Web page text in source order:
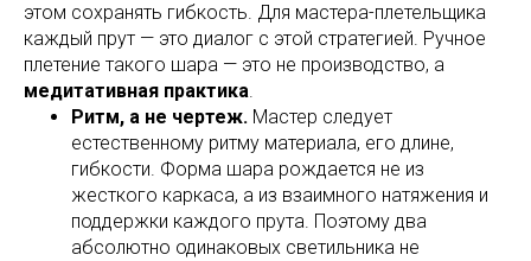
этом сохранять гибкость. Для мастера-плетельщика
каждый прут — это диалог с этой стратегией. Ручное
плетение такого шара — это не производство, а
медитативная практика.
Ритм, а не чертеж. Мастер следует
естественному ритму материала, его длине,
гибкости. Форма шара рождается не из
жесткого каркаса, а из взаимного натяжения и
поддержки каждого прута. Поэтому два
абсолютно одинаковых светильника не